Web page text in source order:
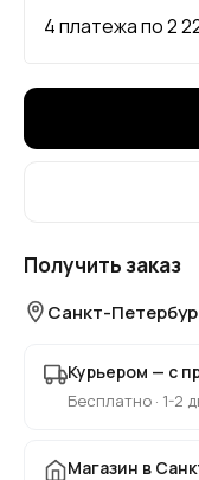
4 платежа по2
Получить заказ
Санкт-
Курьером — с
Бесплатно · 1-2
Магазин в